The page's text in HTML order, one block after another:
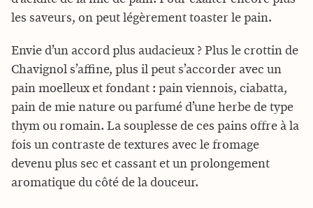
les saveurs, on peut légèrement toaster le pain.
Envie d’un accord plus audacieux ? Plus le crottin de
Chavignol s’affine, plus il peut s’accorder avec un
pain moelleux et fondant : pain viennois, ciabatta,
pain de mie nature ou parfumé d’une herbe de type
thym ou romain. La souplesse de ces pains offre à la
fois un contraste de textures avec le fromage
devenu plus sec et cassant et un prolongement
aromatique du côté de la douceur.